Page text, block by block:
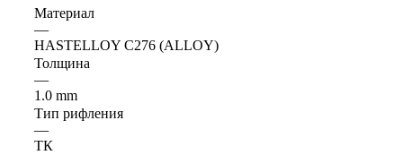
Материал
—
HASTELLOY C276 (ALLOY)
Толщина
—
1.0 mm
Тип рифления
—
ТК